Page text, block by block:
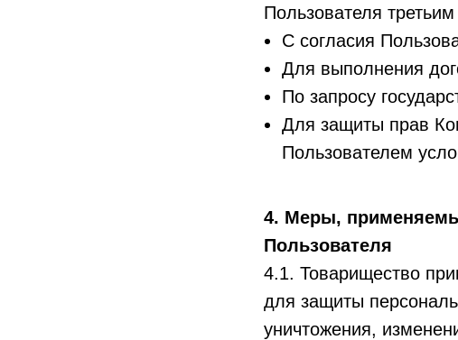
Пользователя
С согласия
Для выполнения
По запросу
Для защиты прав
Пользователем
4. Меры,
Пользователя
4.1. Товарищество
для защиты
уничтожения,